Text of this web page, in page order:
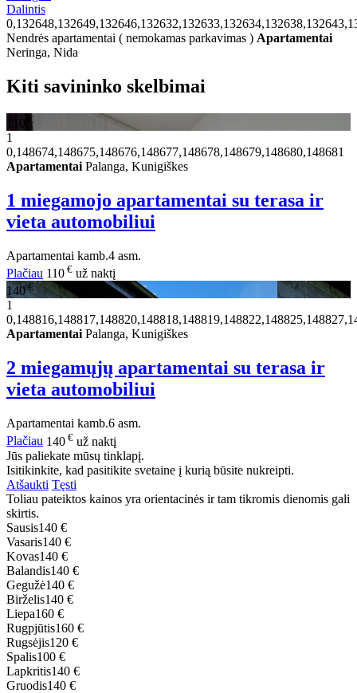
Dalintis
Nendrės apartamentai ( nemokamas parkavimas ) Apartamentai
Neringa, Nida
Kiti savininko skelbimai
110 €
1
0,148674,148675,148676,148677,148678,148679,148680,148681
Apartamentai Palanga, Kunigiškes
1 miegamojo apartamentai su terasa ir
vieta automobiliui
Apartamentai kamb.4 asm.
Plačiau 110 € už naktį
140€
1
ApartamentaiPalanga, Kunigiškes
2 miegamųjų apartamentai su terasa ir
vieta automobiliui
Apartamentai kamb.6 asm.
Plačiau 140 € už naktį
Jūs paliekate mūsų tinklapį.
Isitikinkite, kad pasitikite svetaine į kurią būsite nukreipti.
Atšaukti Tęsti
Toliau pateiktos kainos yra orientacinės ir tam tikromis dienomis gali
skirtis.
Sausis140 €
Vasaris140 €
Kovas140 €
Balandis140 €
Gegužė140 €
Birželis140 €
Liepa160 €
Rugpjūtis160 €
Rugsėjis120 €
Spalis100 €
Lapkritis140 €
Gruodis140 €